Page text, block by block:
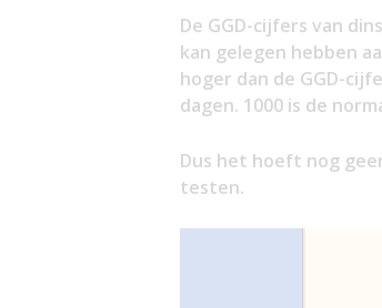
De GGD-cijfers van
kan gelegen hebben
hoger dan de GGD-
dagen. 1000 is de
Dus het hoeft nog
testen.